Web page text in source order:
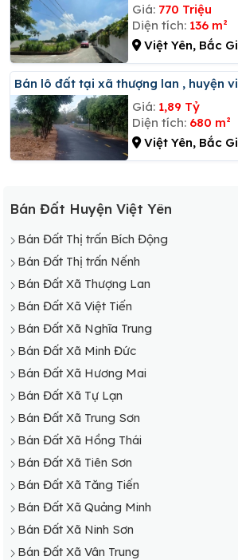
Giá: 770 Triệu
Diện tích: 136 m²
Việt Yên, Bắc
Bán lô đất tại xã thượng lan , huyện
Giá: 1,89 Tỷ
Diện tích: 680 m²
Việt Yên, Bắc
Bán Đất Huyện Việt Yên
Bán Đất Thị trấn Bích Động
Bán Đất Thị trấn Nếnh
Bán Đất Xã Thượng Lan
Bán Đất Xã Việt Tiến
Bán Đất Xã Nghĩa Trung
Bán Đất Xã Minh Đức
Bán Đất Xã Hương Mai
Bán Đất Xã Tự Lạn
Bán Đất Xã Trung Sơn
Bán Đất Xã Hồng Thái
Bán Đất Xã Tiên Sơn
Bán Đất Xã Tăng Tiến
Bán Đất Xã Quảng Minh
Bán Đất Xã Ninh Sơn
Bán Đất Xã Vân Trung